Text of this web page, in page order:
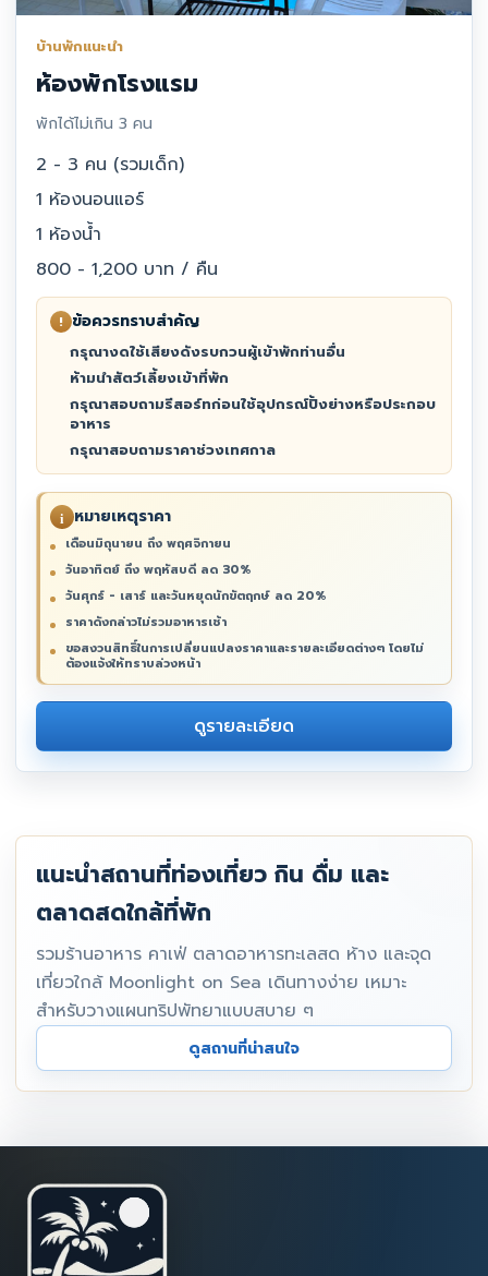
บ้านพักแนะนำ
ห้องพักโรงแรม
พักได้ไม่เกิน 3 คน
2 - 3 คน (รวมเด็ก)
1 ห้องนอนแอร์
1 ห้องน้ำ
800 - 1,200 บาท / คืน
! ข้อควรทราบสำคัญ
กรุณางดใช้เสียงดังรบกวนผู้เข้าพักท่านอื่น
ห้ามนำสัตว์เลี้ยงเข้าที่พัก
กรุณาสอบถามรีสอร์ทก่อนใช้อุปกรณ์ปิ้งย่างหรือประกอบ
อาหาร
กรุณาสอบถามราคาช่วงเทศกาล
i หมายเหตุราคา
เดือนมิถุนายน ถึง พฤศจิกายน
วันอาทิตย์ ถึง พฤหัสบดี ลด 30%
วันศุกร์ - เสาร์ และวันหยุดนักขัตฤกษ์ ลด 20%
ราคาดังกล่าวไม่รวมอาหารเช้า
ขอสงวนสิทธิ์ในการเปลี่ยนแปลงราคาและรายละเอียดต่างๆ โดยไม่
ต้องแจ้งให้ทราบล่วงหน้า
ดูรายละเอียด
แนะนำสถานที่ท่องเที่ยว กิน ดื่ม และ
ตลาดสดใกล้ที่พัก
รวมร้านอาหาร คาเฟ่ ตลาดอาหารทะเลสด ห้าง และจุด
เที่ยวใกล้ Moonlight on Sea เดินทางง่าย เหมาะ
สำหรับวางแผนทริปพัทยาแบบสบาย ๆ
ดูสถานที่น่าสนใจ